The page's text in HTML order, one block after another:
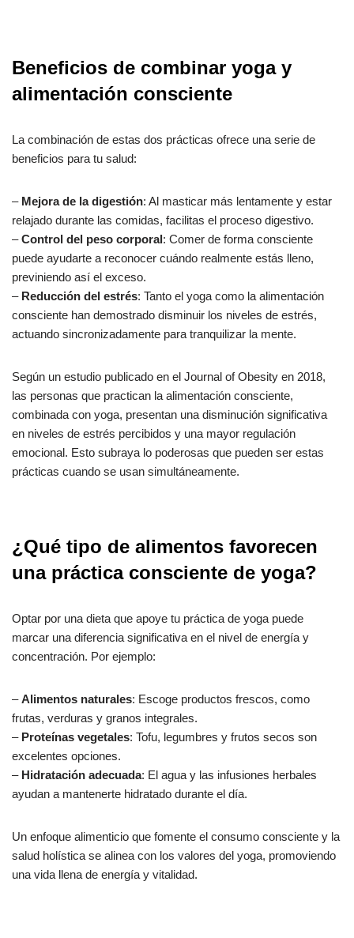
Beneficios de combinar yoga y
alimentación consciente
La combinación de estas dos prácticas ofrece una serie de
beneficios para tu salud:
– Mejora de la digestión: Al masticar más lentamente y estar
relajado durante las comidas, facilitas el proceso digestivo.
–Control del peso corporal: Comer de forma consciente
puede ayudarte a reconocer cuándo realmente estás lleno,
previniendo así el exceso.
– Reducción del estrés: Tanto el yoga como la alimentación
consciente han demostrado disminuir los niveles de estrés,
actuando sincronizadamente para tranquilizar la mente.
Según un estudio publicado en el Journal of Obesity en 2018,
las personas que practican la alimentación consciente,
combinada con yoga, presentan una disminución significativa
en niveles de estrés percibidos y una mayor regulación
emocional. Esto subraya lo poderosas que pueden ser estas
prácticas cuando se usan simultáneamente.
¿Qué tipo de alimentos favorecen
una práctica consciente de yoga?
Optar por una dieta que apoye tu práctica de yoga puede
marcar una diferencia significativa en el nivel de energía y
concentración. Por ejemplo:
–Alimentos naturales: Escoge productos frescos, como
frutas, verduras y granos integrales.
– Proteínas vegetales: Tofu, legumbres y frutos secos son
excelentes opciones.
– Hidratación adecuada: El agua y las infusiones herbales
ayudan a mantenerte hidratado durante el día.
Un enfoque alimenticio que fomente el consumo consciente y la
salud holística se alinea con los valores del yoga, promoviendo
una vida llena de energía y vitalidad.